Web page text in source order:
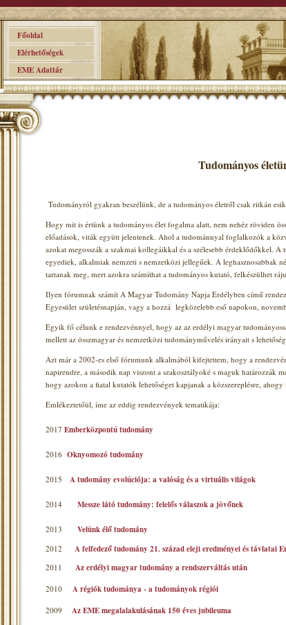
Főoldal
Elérhetőségek
EME Adattár
Tudományos
Tudományról gyakran beszélünk, de a tudományos életről csak ritkán
Hogy mit is értünk a tudományos élet fogalma alatt, nem nehéz röviden
előadások, viták együtt jelentenek. Ahol a tudománnyal foglalkozók a
azokat megosszák a szakmai kollegáikkal és a szélesebb érdeklődőkkel.
egyediek, alkalmiak nemzeti s nemzetközi jellegűek. A leghasznosabbak
tartanak meg, mert azokra számíthat a tudományos kutató, felkészülhet
Ilyen fórumnak számít A Magyar Tudomány Napja Erdélyben című
Egyesület születésnapján, vagy a hozzá legközelebb eső napokon,
Egyik fő célunk e rendezvénnyel, hogy az az erdélyi magyar
mellett az összmagyar és nemzetközi tudományművelés irányait s
Azt már a 2002-es első fórumunk alkalmából kifejtettem, hogy a
napirendre, a második nap viszont a szakosztályoké s maguk határozzák
hogy azokon a fiatal kutatók lehetőséget kapjanak a közszereplésre, ahogy
Emlékeztetőül, íme az eddig rendezvények tematikája:
2017 Emberközpontú tudomány
2016 Oknyomozó tudomány
2015 A tudomány evolúciója: a valóság és a virtuális világok
2014 Messze látó tudomány: felelős válaszok a jövőnek
2013 Velünk élő tudomány
2012 A felfedező tudomány 21. század eleji eredményei és távlatai
2011 Az erdélyi magyar tudomány a rendszerváltás után
2010 A régiók tudománya - a tudományok régiói
2009 Az EME megalalakulásának 150 éves jubileuma